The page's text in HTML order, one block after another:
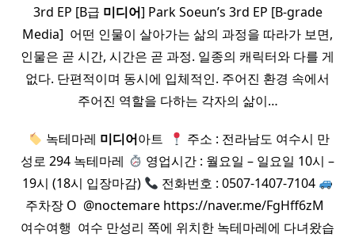
3rd EP [B급 미디어] Park Soeun’s 3rd EP [B‑grade
Media] ​ 어떤 인물이 살아가는 삶의 과정을 따라가 보면,
인물은 곧 시간, 시간은 곧 과정. 일종의 캐릭터와 다를 게
없다. 단편적이며 동시에 입체적인. 주어진 환경 속에서
주어진 역할을 다하는 각자의 삶이…
녹테마레 미디어아트 ​
주소 : 전라남도 여수시 만
성로 294 녹테마레
영업시간 : 월요일 – 일요일 10시 –
19시 (18시 입장마감)
전화번호 : 0507-1407-7104
주차장 O ​ @noctemare https://naver.me/FgHff6zM ​ ​
여수여행 ​ 여수 만성리 쪽에 위치한 녹테마레에 다녀왔습